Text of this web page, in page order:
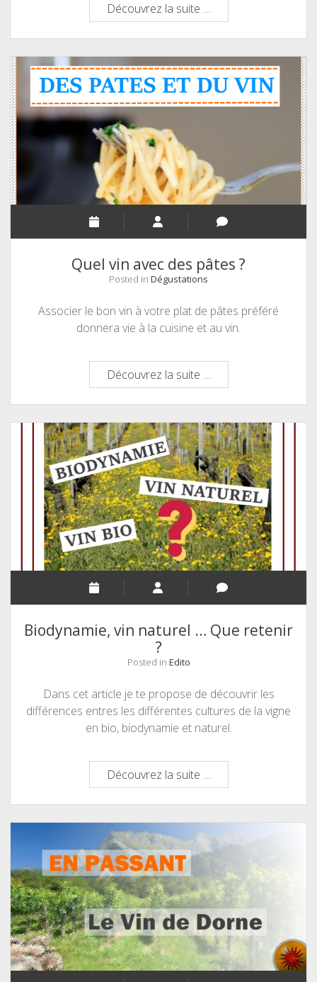
Découvrez la suite …
fait-
on
de
la
bière
?
Quel vin avec des pâtes ?
Posted in Dégustations
Associer le bon vin à votre plat de pâtes préféré
donnera vie à la cuisine et au vin.
Découvrez la suite …
vin
avec
des
pâtes
?
Biodynamie, vin naturel … Que retenir
?
Posted in Edito
Dans cet article je te propose de découvrir les
différences entres les différentes cultures de la vigne
en bio, biodynamie et naturel.
Découvrez la suite …
vin
naturel
…
Que
?